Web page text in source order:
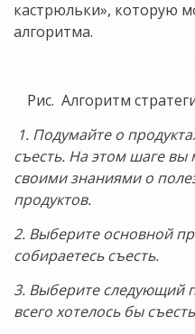
кастрюльки», которую
алгоритма.
Рис. Алгоритм
1. Подумайте о
съесть. На этом шаге вы
своими знаниями о
продуктов.
2. Выберите основной
собираетесь съесть.
3. Выберите следующий
всего хотелось бы